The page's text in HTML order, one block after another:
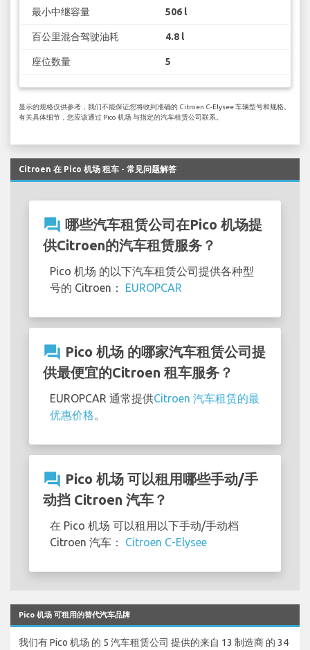
最小中继容量 506 l
百公里混合驾驶油耗 4.8 l
座位数量 5
显示的规格仅供参考，我们不能保证您将收到准确的 Citroen C-Elysee 车辆型号和规格。
有关具体细节，您应该通过 Pico 机场 与指定的汽车租赁公司联系。
Citroen 在 Pico 机场 租车 - 常见问题解答
question_answer 哪些汽车租赁公司在Pico 机场提
供Citroen的汽车租赁服务？
Pico 机场 的以下汽车租赁公司提供各种型
号的 Citroen： EUROPCAR
question_answer Pico 机场 的哪家汽车租赁公司提
供最便宜的Citroen 租车服务？
EUROPCAR 通常提供Citroen 汽车租赁的最
优惠价格
question_answer Pico 机场 可以租用哪些手动/手
动挡 Citroen 汽车？
在 Pico 机场 可以租用以下手动/手动档
Citroen 汽车： Citroen C-Elysee
Pico 机场 可租用的替代汽车品牌
我们有 Pico 机场 的 5 汽车租赁公司 提供的来自 13 制造商 的 34